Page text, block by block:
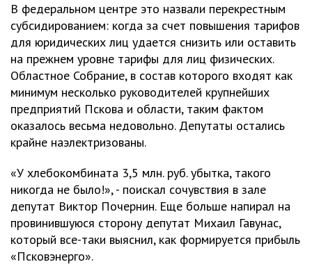
В федеральном центре это назвали перекрестным
субсидированием: когда за счет повышения тарифов
для юридических лиц удается снизить или оставить
на прежнем уровне тарифы для лиц физических.
Областное Собрание, в состав которого входят как
минимум несколько руководителей крупнейших
предприятий Пскова и области, таким фактом
оказалось весьма недовольно. Депутаты остались
крайне наэлектризованы.
«У хлебокомбината 3,5 млн. руб. убытка, такого
никогда не было!», - поискал сочувствия в зале
депутат Виктор Почернин. Еще больше напирал на
провинившуюся сторону депутат Михаил Гавунас,
который все-таки выяснил, как формируется прибыль
«Псковэнерго».